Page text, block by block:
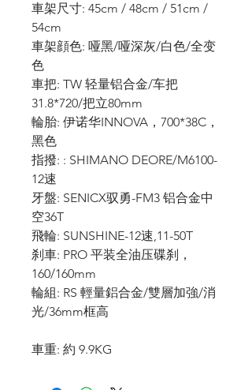
車架尺寸: 45cm / 48cm / 51cm /
54cm
車架顔色: 哑黑/哑深灰/白色/全变
色
車把: TW 轻量铝合金/车把
31.8*720/把立80mm
輪胎: 伊诺华INNOVA，700*38C，
黑色
指撥: : SHIMANO DEORE/M6100-
12速
牙盤: SENICX驭勇-FM3 铝合金中
空36T
飛輪: SUNSHINE-12速,11-50T
刹車: PRO 平装全油压碟刹，
160/160mm
輪組: RS 輕量鋁合金/雙層加強/消
光/36mm框高
車重: 約 9.9KG